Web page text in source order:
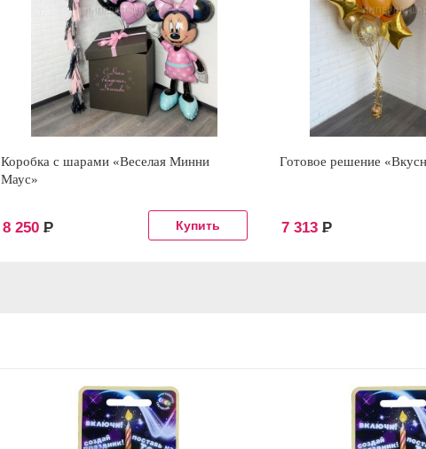
Коробка с шарами «Веселая Минни
Маус»
8 250 Р
Готовое решение
7 313 Р